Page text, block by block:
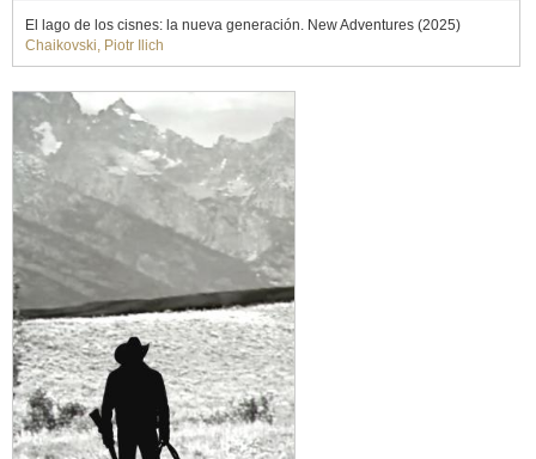
El lago de los cisnes: la nueva generación. New Adventures (2025)
Chaikovski, Piotr Ilich